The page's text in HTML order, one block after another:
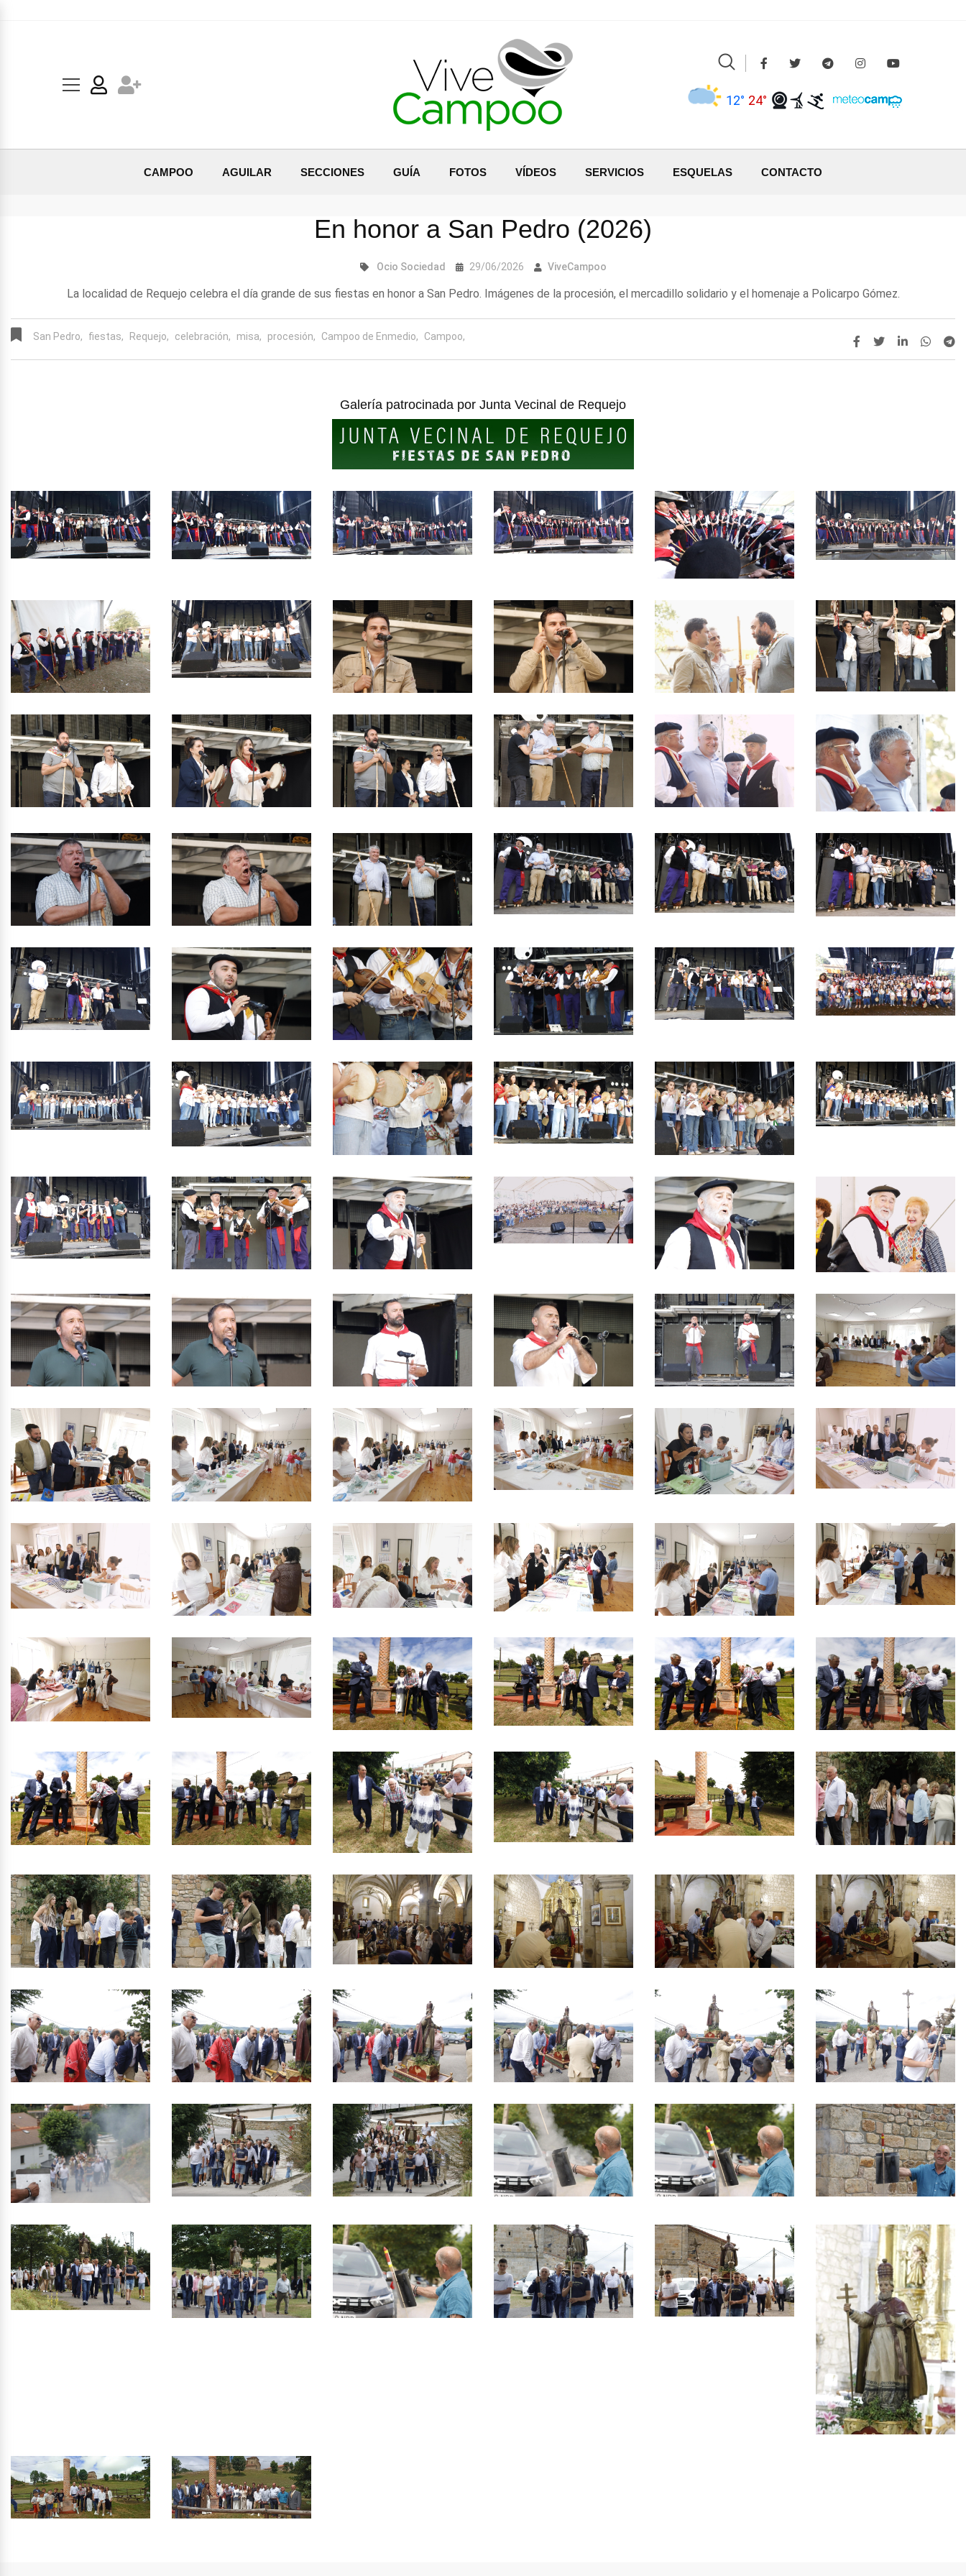
12° 24°
CAMPOO AGUILAR SECCIONES GUÍA FOTOS VÍDEOS SERVICIOS ESQUELAS CONTACTO
En honor a San Pedro (2026)
Ocio Sociedad 29/06/2026 ViveCampoo
La localidad de Requejo celebra el día grande de sus fiestas en honor a San Pedro. Imágenes de la procesión, el mercadillo solidario y el homenaje a Policarpo Gómez.
San Pedro, fiestas, Requejo, celebración, misa, procesión, Campoo de Enmedio, Campoo,
Galería patrocinada por Junta Vecinal de Requejo